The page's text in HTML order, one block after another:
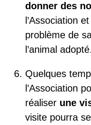
donner des
l’Association
problème de
l’animal adopté.
Quelques
l’Association
réaliser une
visite pourra